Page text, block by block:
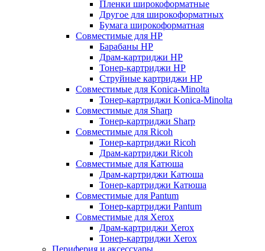
Пленки широкоформатные
Другое для широкоформатных
Бумага широкоформатная
Совместимые для HP
Барабаны HP
Драм-картриджи HP
Тонер-картриджи HP
Струйные картриджи HP
Совместимые для Konica-Minolta
Тонер-картриджи Konica-Minolta
Совместимые для Sharp
Тонер-картриджи Sharp
Совместимые для Ricoh
Тонер-картриджи Ricoh
Драм-картриджи Ricoh
Совместимые для Катюша
Драм-картриджи Катюша
Тонер-картриджи Катюша
Совместимые для Pantum
Тонер-картриджи Pantum
Совместимые для Xerox
Драм-картриджи Xerox
Тонер-картриджи Xerox
Периферия и аксессуары